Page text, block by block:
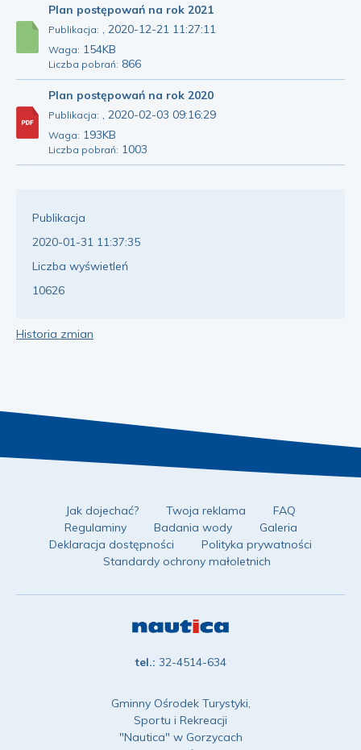
Plan postępowań na rok 2021
Publikacja: , 2020-12-21 11:27:11
Waga: 154KB
Liczba pobrań: 866
Plan postępowań na rok 2020
Publikacja: , 2020-02-03 09:16:29
Waga: 193KB
Liczba pobrań: 1003
Publikacja
2020-01-31 11:37:35
Liczba wyświetleń
10626
Historia zmian
Jak dojechać? Twoja reklama
FAQ
Regulaminy
Badania wody
Galeria
Deklaracja dostępności
Polityka prywatności
Standardy ochrony małoletnich
tel.: 32-4514-634
Gminny Ośrodek Turystyki,
Sportu i Rekreacji
"Nautica" w Gorzycach